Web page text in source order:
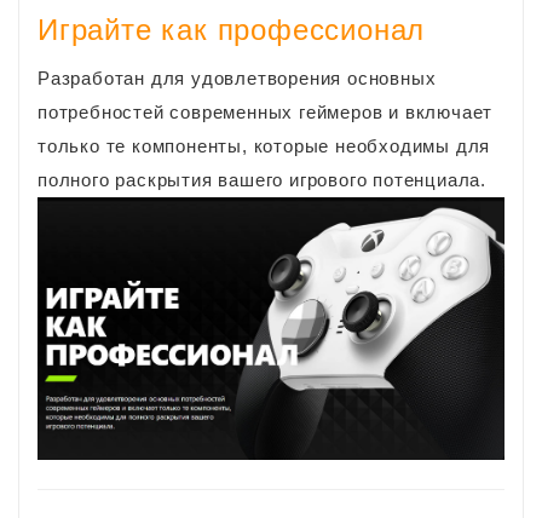
Играйте как профессионал
Разработан для удовлетворения основных
потребностей современных геймеров и включает
только те компоненты, которые необходимы для
полного раскрытия вашего игрового потенциала.